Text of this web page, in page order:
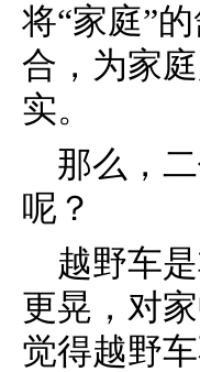
将“家庭”
合，为家
实。
那么，
呢？
越野车
更晃，对
觉得越野